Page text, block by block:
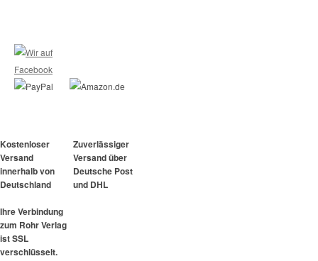
Kostenloser
Versand
innerhalb von
Deutschland
Ihre Verbindung
zum Rohr Verlag
ist SSL
verschlüsselt.
Zuverlässiger
Versand über
Deutsche Post
und DHL